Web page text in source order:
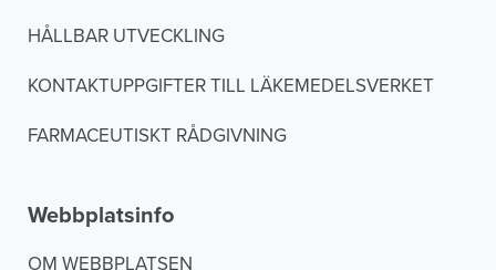
HÅLLBAR UTVECKLING
KONTAKTUPPGIFTER TILL LÄKEMEDELSVERKET
FARMACEUTISKT RÅDGIVNING
Webbplatsinfo
OM WEBBPLATSEN